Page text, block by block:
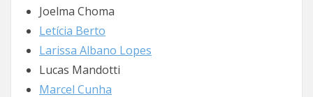
Joelma Choma
Letícia Berto
Larissa Albano Lopes
Lucas Mandotti
Marcel Cunha